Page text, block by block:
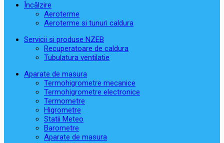
Încălzire
Aeroterme
Aeroterme si tunuri caldura
Servicii si produse NZEB
Recuperatoare de caldura
Tubulatura ventilatie
Aparate de masura
Termohigrometre mecanice
Termohigrometre electronice
Termometre
Higrometre
Statii Meteo
Barometre
Aparate de masura